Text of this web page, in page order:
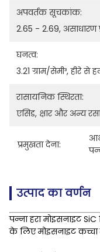
अपवर्तक सूचकांक:
2.65 - 2.69, असाधारण
घनत्व:
3.21 ग्राम/सेमी³, हीरे से
रासायनिक स्थिरता:
एसिड, क्षार और अन्य
प्रमुखता देना:
उत्पाद का वर्णन
पन्ना हरा मोइसनाइट
के लिए मोइसनाइट